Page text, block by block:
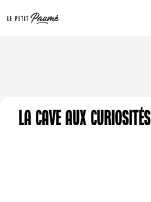
La cave aux curiosités